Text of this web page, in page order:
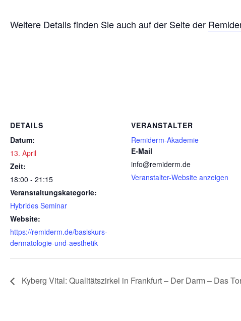
Weitere Details finden Sie auch auf der Seite der
DETAILS
Datum:
13. April
Zeit:
18:00 - 21:15
Veranstaltungskategorie:
Hybrides Seminar
Website:
https://remiderm.de/basiskurs-
dermatologie-und-aesthetik
VERANSTALTER
Remiderm-Akademie
E-Mail
info@remiderm.de
Veranstalter-Website anzeigen
Kyberg Vital: Qualitätszirkel in Frankfurt – Der Darm – Das